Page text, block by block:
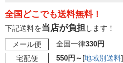
全国どこでも送料無料！
下記送料を当店が負担します！
メール便
全国一律330円
宅配便
550円～[地域別送料]